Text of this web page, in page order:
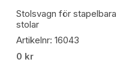
Stolsvagn för stapelbara
stolar
Artikelnr: 16043
0 kr